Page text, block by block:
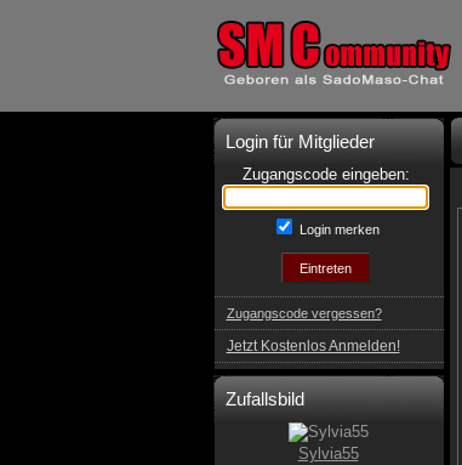
Login für Mitglieder
Zugangscode eingeben:
Login merken
Zugangscode vergessen?
Jetzt Kostenlos Anmelden!
Zufallsbild
Sylvia55